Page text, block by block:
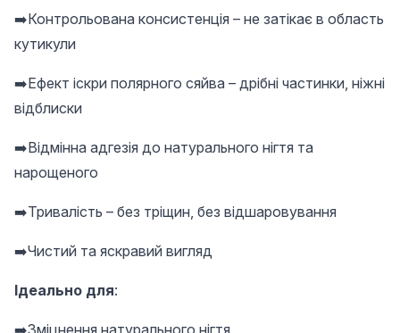
➡️Контрольована консистенція – не затікає в область
кутикули
➡️Ефект іскри полярного сяйва – дрібні частинки, ніжні
відблиски
➡️Відмінна адгезія до натурального нігтя та
нарощеного
➡️Тривалість – без тріщин, без відшаровування
➡️Чистий та яскравий вигляд
Ідеально для:
➡️Зміцнення натурального нігтя